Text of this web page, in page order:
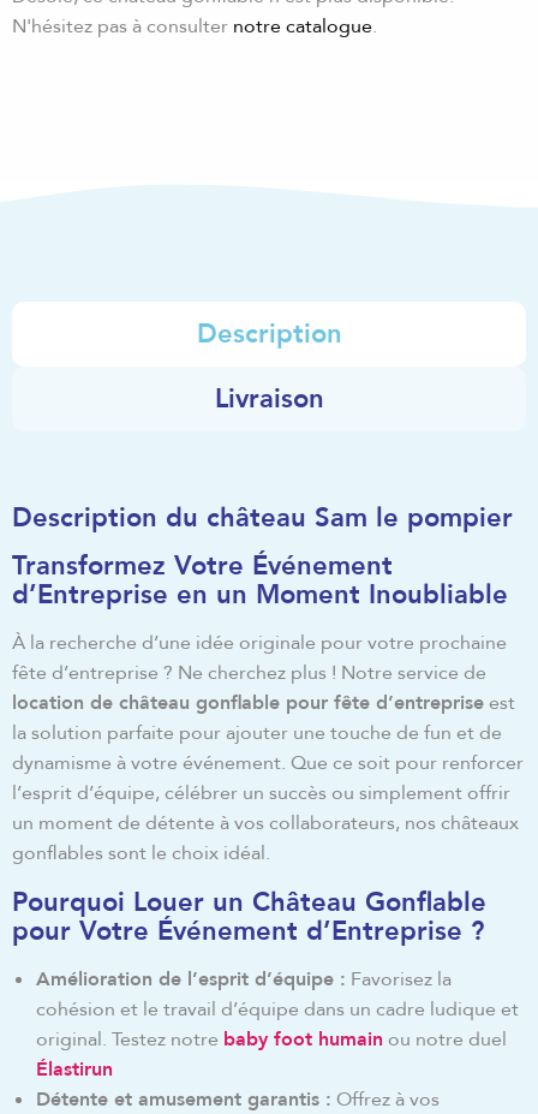
N'hésitez pas à consulter notre catalogue.
Description
Livraison
Description du château Sam le pompier
Transformez Votre Événement
d’Entreprise en un Moment Inoubliable
À la recherche d’une idée originale pour votre prochaine
fête d’entreprise ? Ne cherchez plus ! Notre service de
location de château gonflable pour fête d’entrepriseest
la solution parfaite pour ajouter une touche de fun et de
dynamisme à votre événement. Que ce soit pour renforcer
l’esprit d’équipe, célébrer un succès ou simplement offrir
un moment de détente à vos collaborateurs, nos châteaux
gonflables sont le choix idéal.
Pourquoi Louer un Château Gonflable
pour Votre Événement d’Entreprise ?
Amélioration de l’esprit d’équipe : Favorisez la
cohésion et le travail d’équipe dans un cadre ludique et
original. Testez notre baby foot humain ou notre duel
Élastirun
Détente et amusement garantis : Offrez à vos